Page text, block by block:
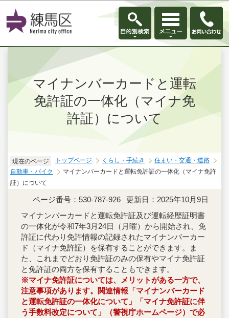
このページの本文へ移動
マイナンバーカードと運転
免許証の一体化（マイナ免
許証）について
現在のページ トップページ くらし・手続き
住まい・交通・道路
自動車・バイク
マイナンバーカードと運転免許証の一体化（マイナ免許
証）について
ページ番号：530-787-926
更新日：2025年10月9日
マイナンバーカードと運転免許証及び運転経歴証明書
の一体化が令和7年3月24日（月曜）から開始され、免
許証に代わり免許情報の記録されたマイナンバーカー
ド（マイナ免許証）を保有することができます。ま
た、これまでどおり免許証のみの保有やマイナ免許証
と免許証の両方を保有することもできます。
※マイナ免許証については、メリットがある一方で、
注意事項があります。関連情報「マイナンバーカード
と運転免許証の一体化について」「マイナ免許証に伴
う手数料改定について」（警視庁ホームページ）で必